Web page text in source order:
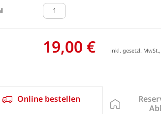
19,00 € inkl. gesetzl.
Online bestellen